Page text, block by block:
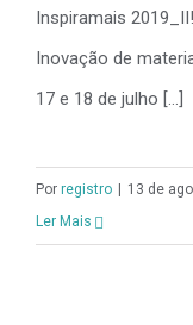
Inspiramais
Inovação de
17 e 18 de julho [...]
Por registro 13 de
Ler Mais